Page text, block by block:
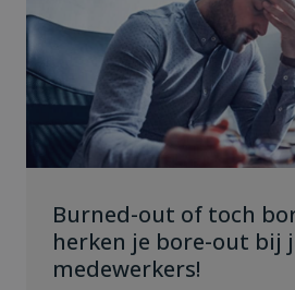
Burned-out of toch
herken je bore-out bij
medewerkers!